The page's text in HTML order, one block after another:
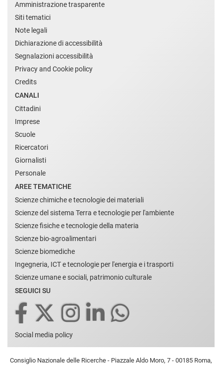
Amministrazione trasparente
Siti tematici
Note legali
Dichiarazione di accessibilità
Segnalazioni accessibilità
Privacy and Cookie policy
Credits
CANALI
Cittadini
Imprese
Scuole
Ricercatori
Giornalisti
Personale
AREE TEMATICHE
Scienze chimiche e tecnologie dei materiali
Scienze del sistema Terra e tecnologie per l'ambiente
Scienze fisiche e tecnologie della materia
Scienze bio-agroalimentari
Scienze biomediche
Ingegneria, ICT e tecnologie per l'energia e i trasporti
Scienze umane e sociali, patrimonio culturale
SEGUICI SU
Social media policy
Consiglio Nazionale delle Ricerche - Piazzale Aldo Moro, 7 - 00185 Roma,